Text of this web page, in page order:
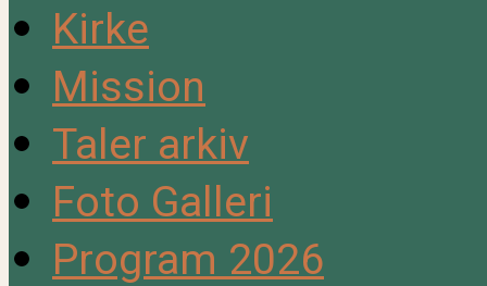
Kirke
Mission
Taler arkiv
Foto Galleri
Program 2026